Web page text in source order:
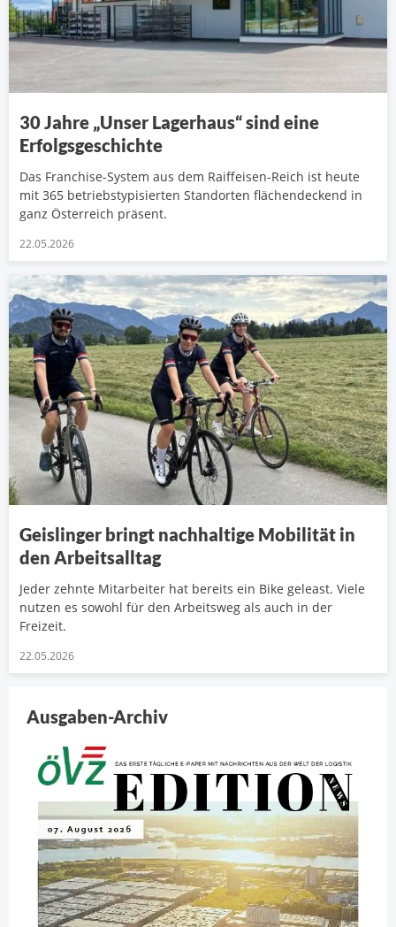
30 Jahre „Unser Lagerhaus“ sind eine
Erfolgsgeschichte
Das Franchise-System aus dem Raiffeisen-Reich ist heute
mit 365 betriebstypisierten Standorten flächendeckend in
ganz Österreich präsent.
22.05.2026
Geislinger bringt nachhaltige Mobilität in
den Arbeitsalltag
Jeder zehnte Mitarbeiter hat bereits ein Bike geleast. Viele
nutzen es sowohl für den Arbeitsweg als auch in der
Freizeit.
22.05.2026
Ausgaben-Archiv